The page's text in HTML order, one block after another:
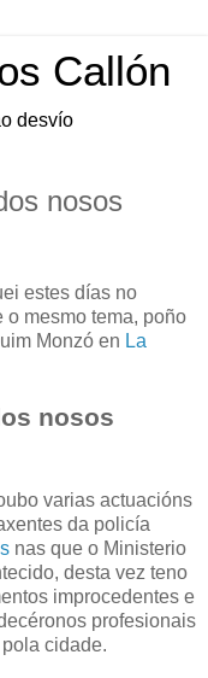
Callón
desvío
nosos
estes días no
o mesmo tema, poño
Monzó en La
nosos
varias actuacións
da policía
nas que o Ministerio
desta vez teno
improcedentes e
profesionais
cidade.